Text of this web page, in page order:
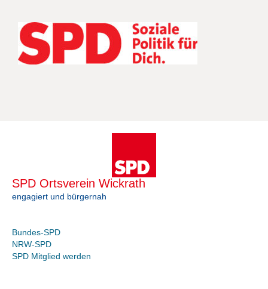
SPD Ortsverein Wickrath
engagiert und bürgernah
Bundes-SPD
NRW-SPD
SPD Mitglied werden